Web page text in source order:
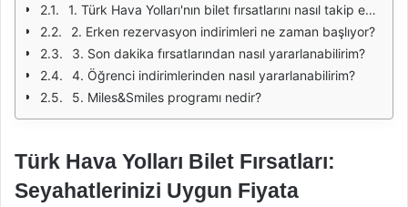
1. Türk Hava Yolları'nın bilet fırsatlarını nasıl takip edebilirim?
2. Erken rezervasyon indirimleri ne zaman başlıyor?
3. Son dakika fırsatlarından nasıl yararlanabilirim?
4. Öğrenci indirimlerinden nasıl yararlanabilirim?
5. Miles&Smiles programı nedir?
Türk Hava Yolları Bilet Fırsatları:
Seyahatlerinizi Uygun Fiyata